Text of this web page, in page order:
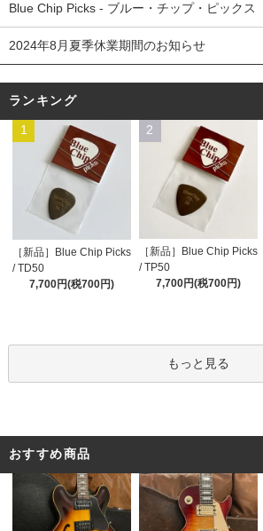
Blue Chip Picks - ブルー・チップ・ピックス
2024年8月夏季休業期間のお知らせ
ランキング
1
［新品］Blue Chip Picks
/ TD50
7,700円(税700円)
2
［新品］Blue Chip Picks
/ TP50
7,700円(税700円)
もっと見る
おすすめ商品